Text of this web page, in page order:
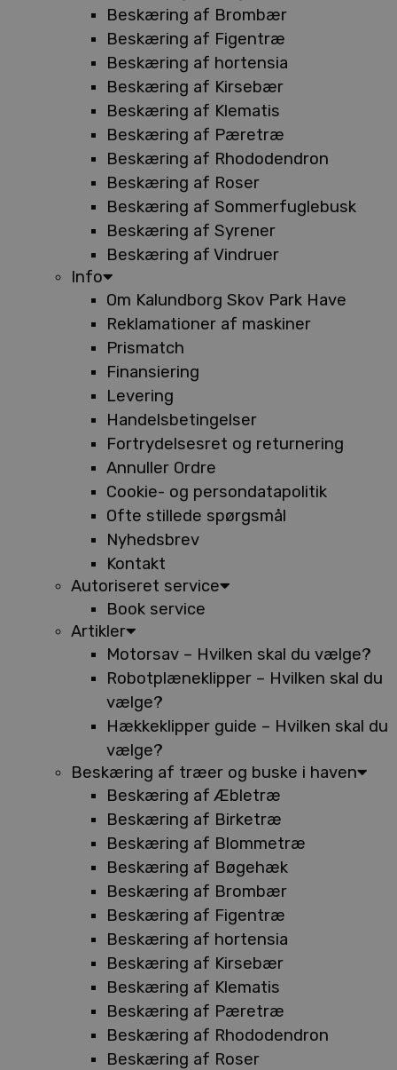
Beskæring af Brombær
Beskæring af Figentræ
Beskæring af hortensia
Beskæring af Kirsebær
Beskæring af Klematis
Beskæring af Pæretræ
Beskæring af Rhododendron
Beskæring af Roser
Beskæring af Sommerfuglebusk
Beskæring af Syrener
Beskæring af Vindruer
Info
Om Kalundborg Skov Park Have
Reklamationer af maskiner
Prismatch
Finansiering
Levering
Handelsbetingelser
Fortrydelsesret og returnering
Annuller Ordre
Cookie- og persondatapolitik
Ofte stillede spørgsmål
Nyhedsbrev
Kontakt
Autoriseret service
Book service
Artikler
Motorsav – Hvilken skal du vælge?
Robotplæneklipper – Hvilken skal du
vælge?
Hækkeklipper guide – Hvilken skal du
vælge?
Beskæring af træer og buske i haven
Beskæring af Æbletræ
Beskæring af Birketræ
Beskæring af Blommetræ
Beskæring af Bøgehæk
Beskæring af Brombær
Beskæring af Figentræ
Beskæring af hortensia
Beskæring af Kirsebær
Beskæring af Klematis
Beskæring af Pæretræ
Beskæring af Rhododendron
Beskæring af Roser